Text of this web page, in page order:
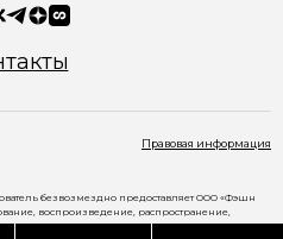
Правовая информация
безвозмездно предоставляет ООО «Фэшн
воспроизведение, распространение,
на демонстрацию материалов и доведение их до